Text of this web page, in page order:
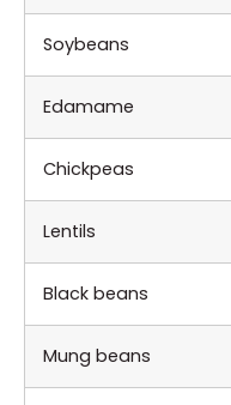
Soybeans
Edamame
Chickpeas
Lentils
Black beans
Mung beans